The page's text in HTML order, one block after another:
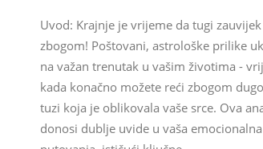
Uvod: Krajnje je vrijeme da tugi
zbogom! Poštovani, astrološke prilike
na važan trenutak u vašim životima -
kada konačno možete reći zbogom
tuzi koja je oblikovala vaše srce. Ova
donosi dublje uvide u vaša emocionalna